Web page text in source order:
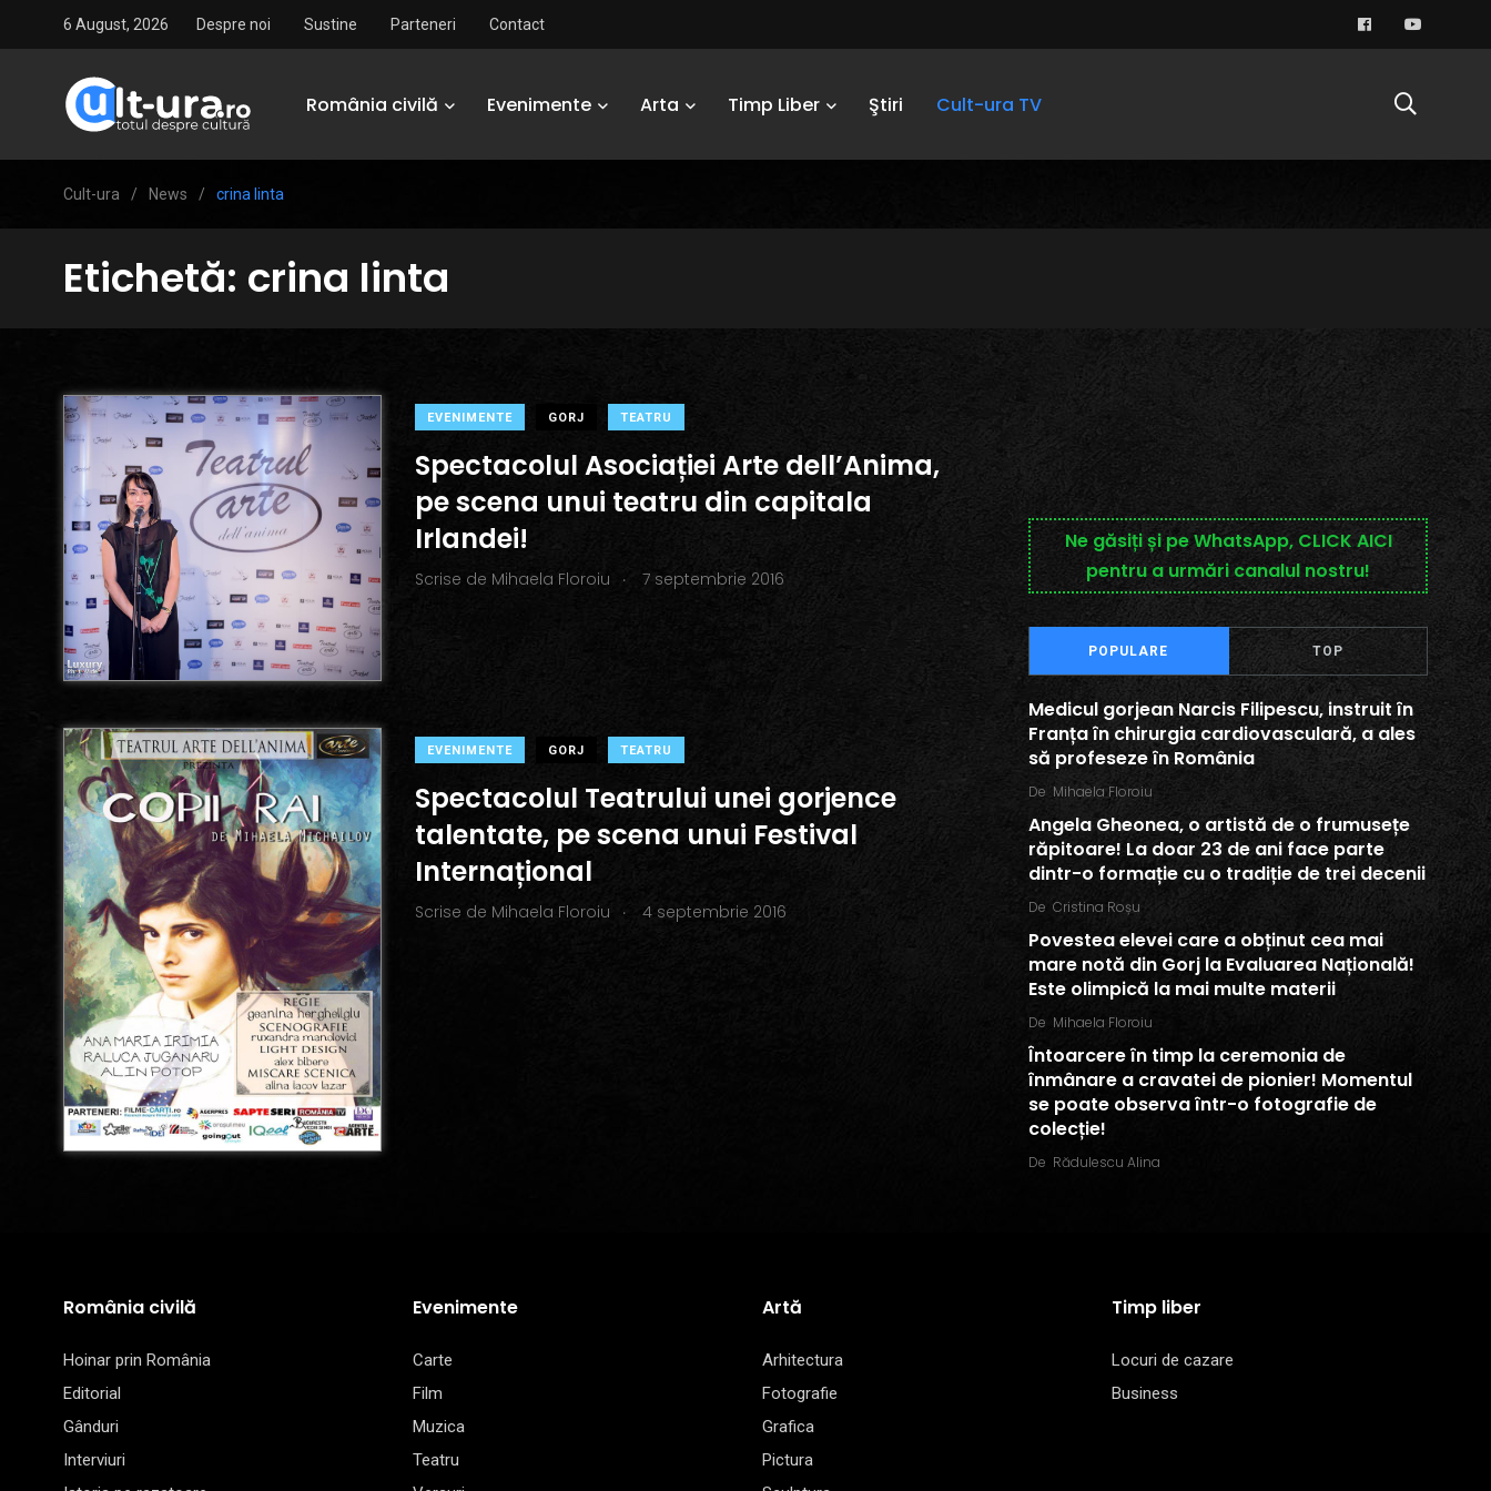
6 August, 2026 Despre noi Sustine Parteneri Contact
România civilă Evenimente Arta Timp Liber Ştiri Cult-ura TV
Cult-ura / News / crina linta
Etichetă: crina linta
EVENIMENTE GORJ TEATRU
Spectacolul Asociației Arte dell’Anima,
pe scena unui teatru din capitala
Irlandei!
Scrise de Mihaela Floroiu . 7 septembrie 2016
EVENIMENTE GORJ TEATRU
Spectacolul Teatrului unei gorjence
talentate, pe scena unui Festival
Internațional
Scrise de Mihaela Floroiu . 4 septembrie 2016
Ne găsiți și pe WhatsApp, CLICK AICI
pentru a urmări canalul nostru!
POPULARE TOP
Medicul gorjean Narcis Filipescu, instruit în
Franța în chirurgia cardiovasculară, a ales
să profeseze în România
De Mihaela Floroiu
Angela Gheonea, o artistă de o frumusețe
răpitoare! La doar 23 de ani face parte
dintr-o formație cu o tradiție de trei decenii
De Cristina Roșu
Povestea elevei care a obținut cea mai
mare notă din Gorj la Evaluarea Națională!
Este olimpică la mai multe materii
De Mihaela Floroiu
Întoarcere în timp la ceremonia de
înmânare a cravatei de pionier! Momentul
se poate observa într-o fotografie de
colecție!
De Rădulescu Alina
România civilă
Hoinar prin România
Editorial
Gânduri
Interviuri
Evenimente
Carte
Film
Muzica
Teatru
Artă
Arhitectura
Fotografie
Grafica
Pictura
Timp liber
Locuri de cazare
Business